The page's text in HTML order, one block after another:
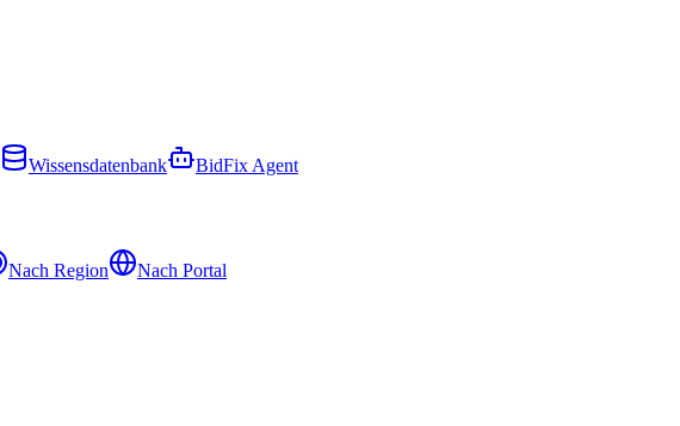
Wissensdatenbank BidFix Agent
Nach Region Nach Portal